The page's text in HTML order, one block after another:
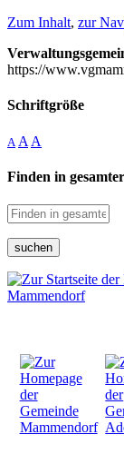
Zum Inhalt, zur
https://
Schriftgröße
A A A
Finden in
suchen